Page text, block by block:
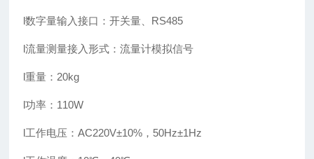
l数字量输入接口：开关量、RS485
l流量测量接入形式：流量计模拟信号
l重量：20kg
l功率：110W
l工作电压：AC220V±10%，50Hz±1Hz